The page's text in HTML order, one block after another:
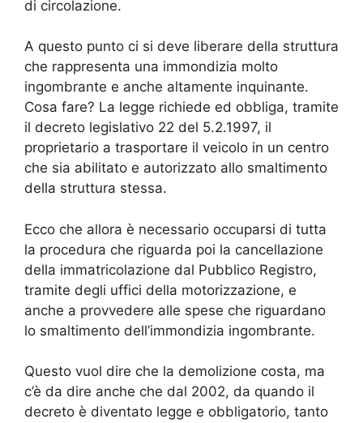
di circolazione.
A questo punto ci si deve liberare della struttura
che rappresenta una immondizia molto
ingombrante e anche altamente inquinante.
Cosa fare? La legge richiede ed obbliga, tramite
il decreto legislativo 22 del 5.2.1997, il
proprietario a trasportare il veicolo in un centro
che sia abilitato e autorizzato allo smaltimento
della struttura stessa.
Ecco che allora è necessario occuparsi di tutta
la procedura che riguarda poi la cancellazione
della immatricolazione dal Pubblico Registro,
tramite degli uffici della motorizzazione, e
anche a provvedere alle spese che riguardano
lo smaltimento dell’immondizia ingombrante.
Questo vuol dire che la demolizione costa, ma
c’è da dire anche che dal 2002, da quando il
decreto è diventato legge e obbligatorio, tanto